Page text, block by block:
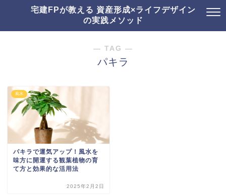
宅建FPが教える 資産形成×ライフデザイン
の実践メソッド
― TAG ―
パキラ
風水
パキラで運気アップ！風水を
味方に開運する観葉植物の育
て方と効果的な活用法
2025年2月2日